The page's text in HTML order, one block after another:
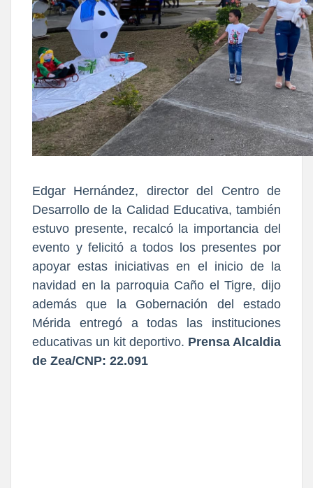
Edgar Hernández, director del Centro de
Desarrollo de la Calidad Educativa, también
estuvo presente, recalcó la importancia del
evento y felicitó a todos los presentes por
apoyar estas iniciativas en el inicio de la
navidad en la parroquia Caño el Tigre, dijo
además que la Gobernación del estado
Mérida entregó a todas las instituciones
educativas un kit deportivo. Prensa Alcaldia
de Zea/CNP: 22.091